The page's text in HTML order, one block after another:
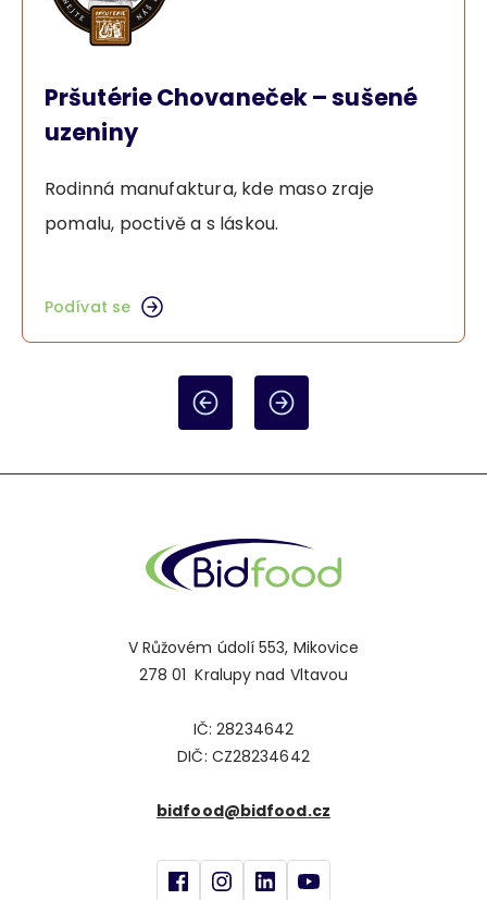
Pršutérie Chovaneček – sušené
uzeniny
Rodinná manufaktura, kde maso zraje
pomalu, poctivě a s láskou.
Podívat se
V Růžovém údolí 553, Mikovice
278 01 Kralupy nad Vltavou
IČ: 28234642
DIČ: CZ28234642
bidfood@bidfood.cz